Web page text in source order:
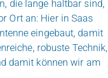
die lange haltbar sind,
Ort an: Hier in Saas
eingebaut, damit
robuste Technik,
damit können wir am